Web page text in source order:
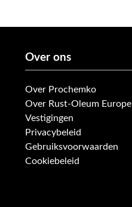
Over ons
Over Prochemko
Over Rust-Oleum Europe
Vestigingen
Privacybeleid
Gebruiksvoorwaarden
Cookiebeleid